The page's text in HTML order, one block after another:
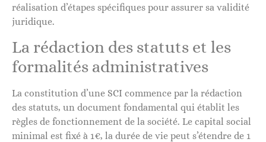
réalisation d’étapes spécifiques pour assurer sa validité
juridique.
La rédaction des statuts et les
formalités administratives
La constitution d’une SCI commence par la rédaction
des statuts, un document fondamental qui établit les
règles de fonctionnement de la société. Le capital social
minimal est fixé à 1€, la durée de vie peut s’étendre de 1